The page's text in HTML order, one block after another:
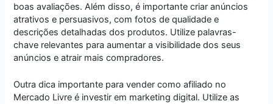
boas avaliações. Além disso, é importante criar anúncios
atrativos e persuasivos, com fotos de qualidade e
descrições detalhadas dos produtos. Utilize palavras-
chave relevantes para aumentar a visibilidade dos seus
anúncios e atrair mais compradores.
Outra dica importante para vender como afiliado no
Mercado Livre é investir em marketing digital. Utilize as